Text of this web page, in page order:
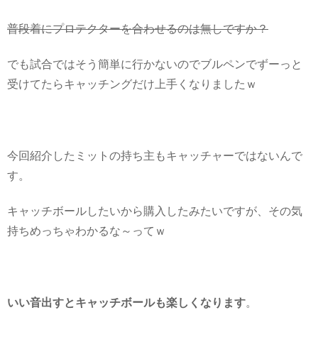
普段着にプロテクターを合わせるのは無しですか？
でも試合ではそう簡単に行かないのでブルペンでずーっと
受けてたらキャッチングだけ上手くなりましたｗ
今回紹介したミットの持ち主もキャッチャーではないんで
す。
キャッチボールしたいから購入したみたいですが、その気
持ちめっちゃわかるな～ってｗ
いい音出すとキャッチボールも楽しくなります。